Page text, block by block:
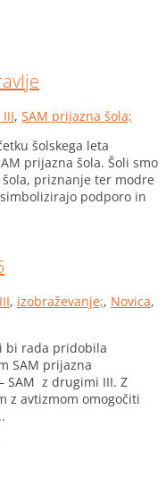
, SAM prijazna šola;
šolskega leta
prijazna šola. Šoli smo
priznanje ter modre
podporo in
, izobraževanje;, Novica,
bi rada pridobila
SAM prijazna
SAM z drugimi III. Z
z avtizmom omogočiti